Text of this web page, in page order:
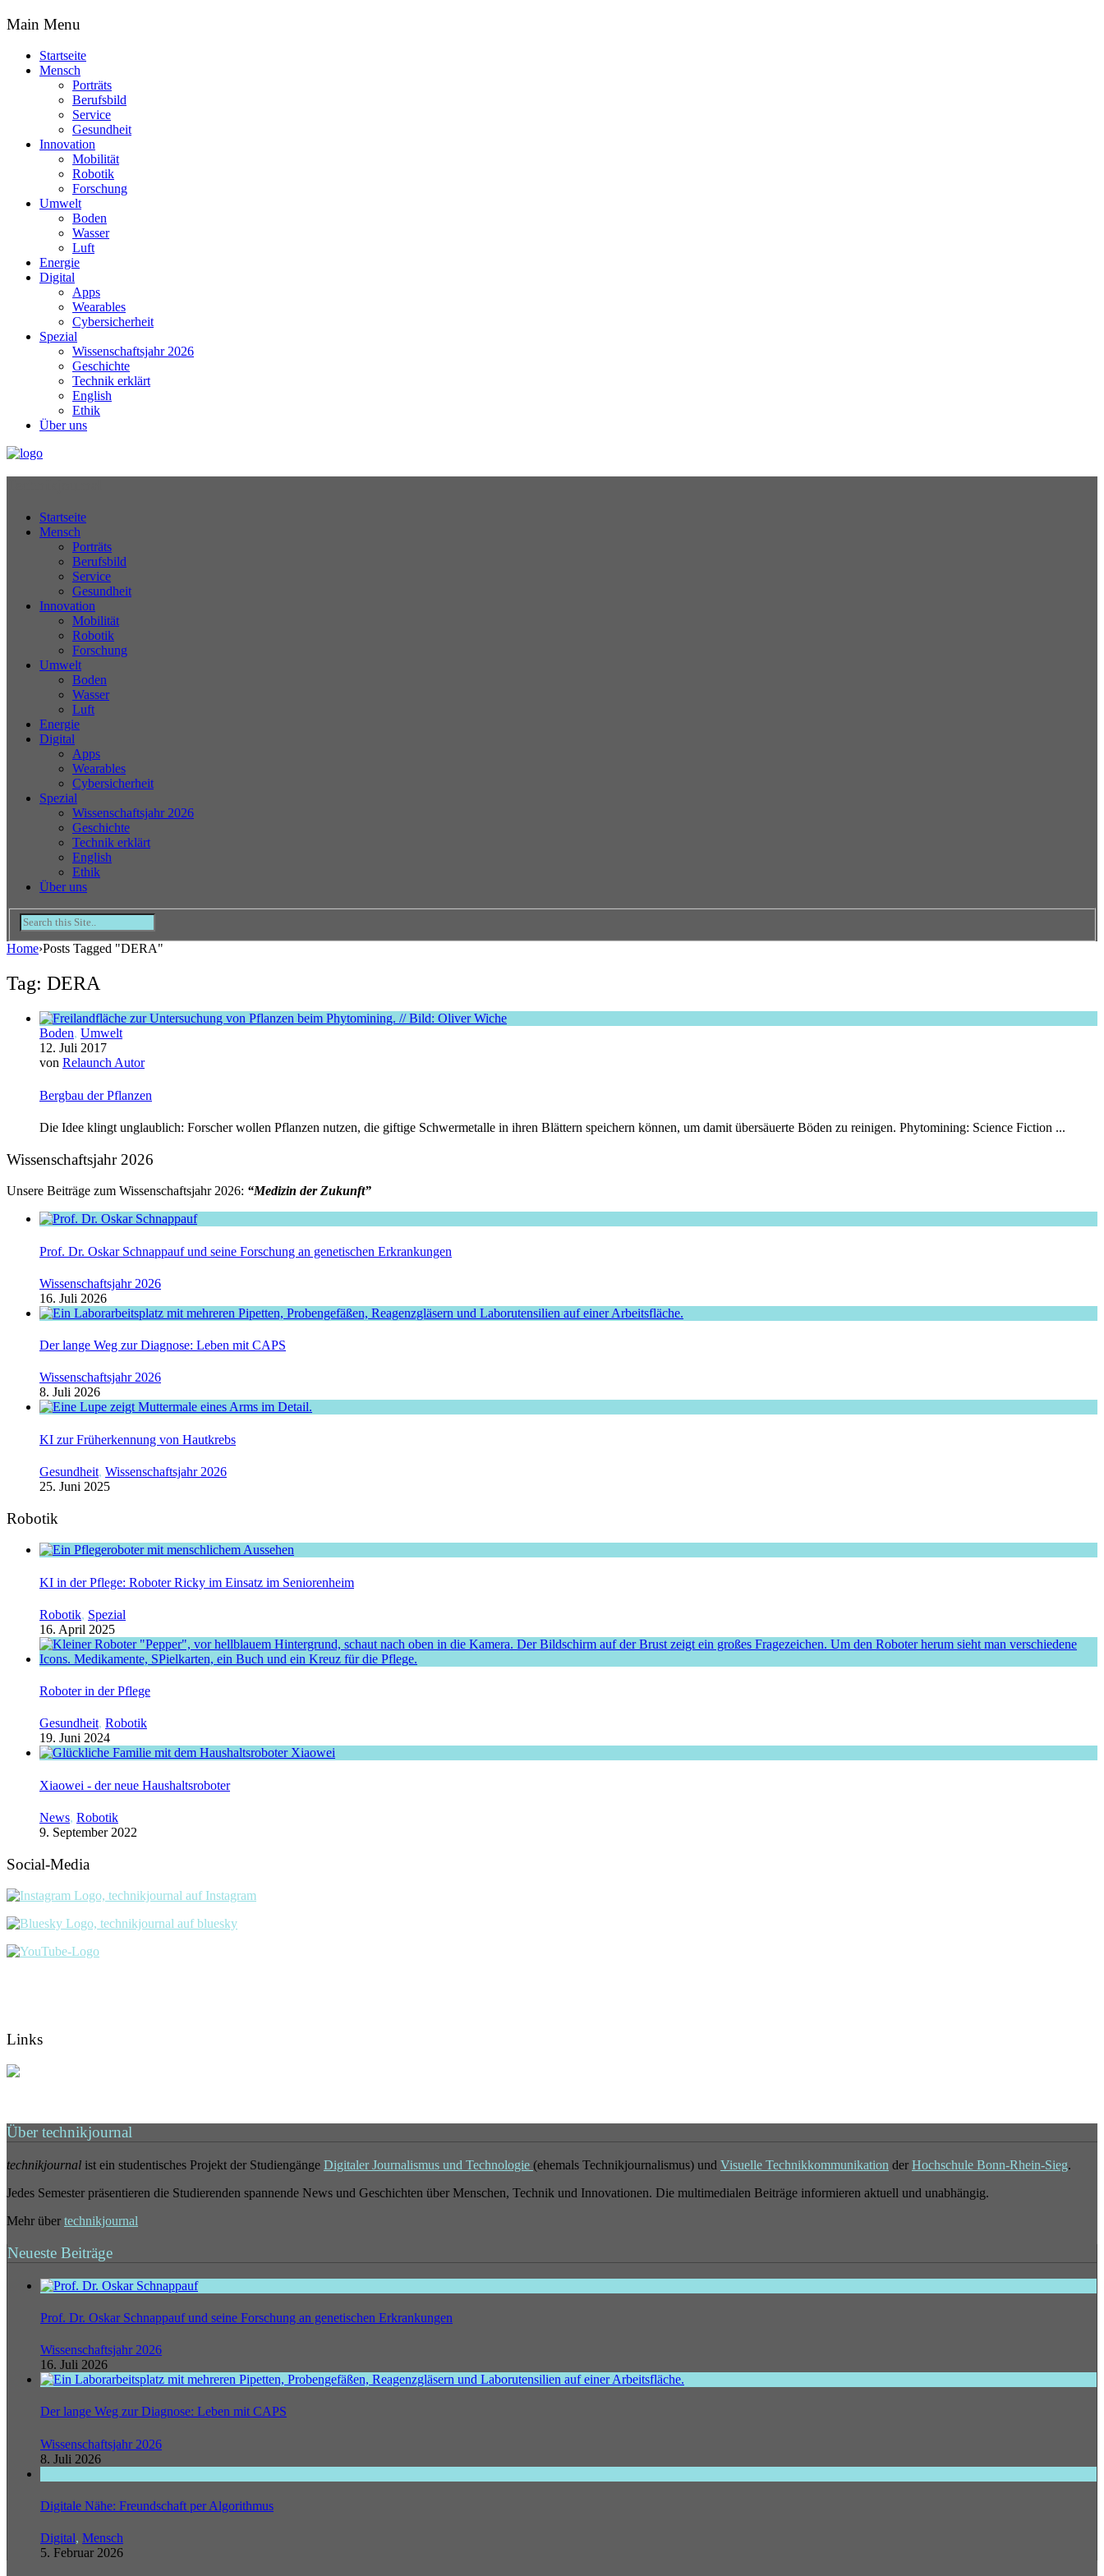
Main Menu
Startseite
Mensch
Porträts
Berufsbild
Service
Gesundheit
Innovation
Mobilität
Robotik
Forschung
Umwelt
Boden
Wasser
Luft
Energie
Digital
Apps
Wearables
Cybersicherheit
Spezial
Wissenschaftsjahr 2026
Geschichte
Technik erklärt
English
Ethik
Über uns
Startseite
Mensch
Porträts
Berufsbild
Service
Gesundheit
Innovation
Mobilität
Robotik
Forschung
Umwelt
Boden
Wasser
Luft
Energie
Digital
Apps
Wearables
Cybersicherheit
Spezial
Wissenschaftsjahr 2026
Geschichte
Technik erklärt
English
Ethik
Über uns
Home›Posts Tagged "DERA"
Tag: DERA
Boden, Umwelt
12. Juli 2017
von Relaunch Autor
Bergbau der Pflanzen
Die Idee klingt unglaublich: Forscher wollen Pflanzen nutzen, die giftige Schwermetalle in ihren Blättern speichern können, um damit übersäuerte Böden zu reinigen. Phytomining: Science Fiction ...
Wissenschaftsjahr 2026
Unsere Beiträge zum Wissenschaftsjahr 2026: “Medizin der Zukunft”
Prof. Dr. Oskar Schnappauf und seine Forschung an genetischen Erkrankungen
Wissenschaftsjahr 2026
16. Juli 2026
Der lange Weg zur Diagnose: Leben mit CAPS
Wissenschaftsjahr 2026
8. Juli 2026
KI zur Früherkennung von Hautkrebs
Gesundheit, Wissenschaftsjahr 2026
25. Juni 2025
Robotik
KI in der Pflege: Roboter Ricky im Einsatz im Seniorenheim
Robotik, Spezial
16. April 2025
Roboter in der Pflege
Gesundheit, Robotik
19. Juni 2024
Xiaowei - der neue Haushaltsroboter
News, Robotik
9. September 2022
Social-Media
Links
Über technikjournal
technikjournal ist ein studentisches Projekt der Studiengänge Digitaler Journalismus und Technologie (ehemals Technikjournalismus) und Visuelle Technikkommunikation der Hochschule Bonn-Rhein-Sieg.
Jedes Semester präsentieren die Studierenden spannende News und Geschichten über Menschen, Technik und Innovationen. Die multimedialen Beiträge informieren aktuell und unabhängig.
Mehr über technikjournal
Neueste Beiträge
Prof. Dr. Oskar Schnappauf und seine Forschung an genetischen Erkrankungen
Wissenschaftsjahr 2026
16. Juli 2026
Der lange Weg zur Diagnose: Leben mit CAPS
Wissenschaftsjahr 2026
8. Juli 2026
Digitale Nähe: Freundschaft per Algorithmus
Digital, Mensch
5. Februar 2026